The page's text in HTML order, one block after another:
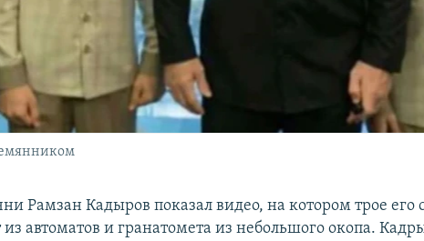
Рамзан Кадыров показал видео, на котором трое его
из автоматов и гранатомета из небольшого окопа.